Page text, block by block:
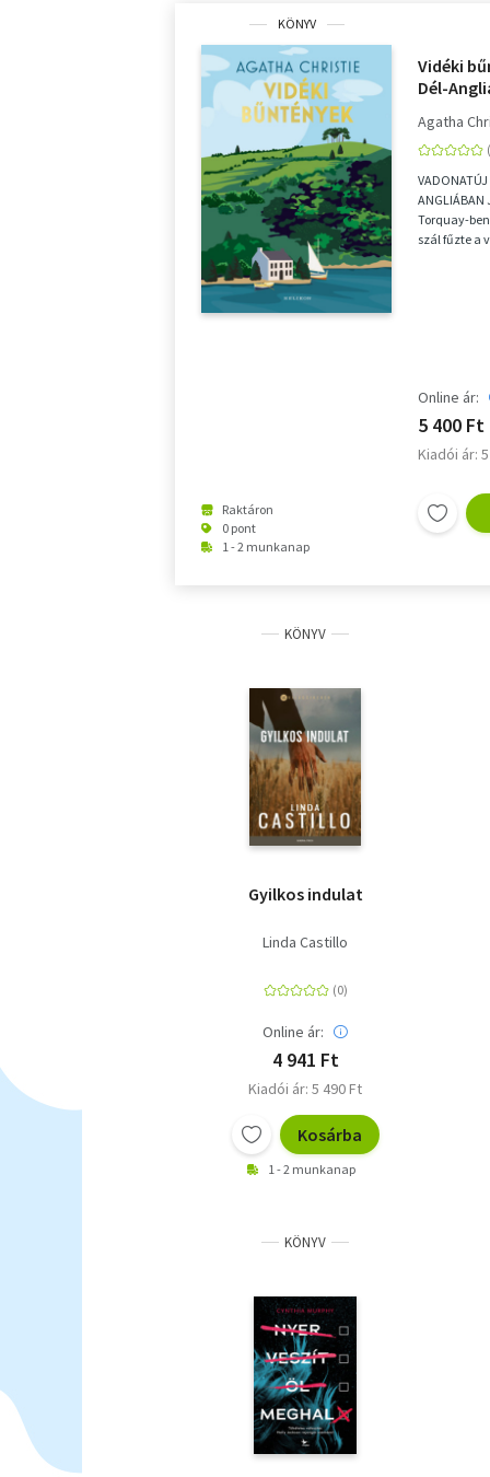
KÖNYV
Raktáron
0 pont
1 - 2 munkanap
Vidéki
Dél-
Agatha
VADONATÚJ
ANGLIÁBAN
Torquay-
szál fűzte a
Online ár:
5 400 Ft
Kiadói ár:
KÖNYV
Gyilkos indulat
Linda Castillo
Online ár:
4 941 Ft
Kiadói ár: 5 490 Ft
Kosárba
1 - 2 munkanap
KÖNYV